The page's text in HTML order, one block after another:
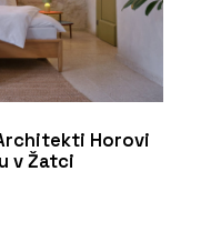
Horovi
v Žatci